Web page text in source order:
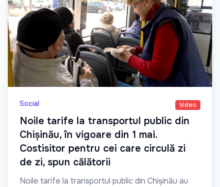
Social Video
Noile tarife la transportul public din
Chișinău, în vigoare din 1 mai.
Costisitor pentru cei care circulă zi
de zi, spun călătorii
Noile tarife la transportul public din Chișinău au